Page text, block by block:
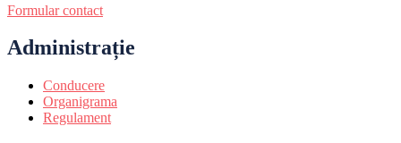
Formular contact
Administrație
Conducere
Organigrama
Regulament